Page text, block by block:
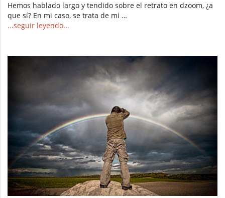
Hemos hablado largo y tendido sobre el retrato en dzoom, ¿a
que sí? En mi caso, se trata de mi …
...seguir leyendo...